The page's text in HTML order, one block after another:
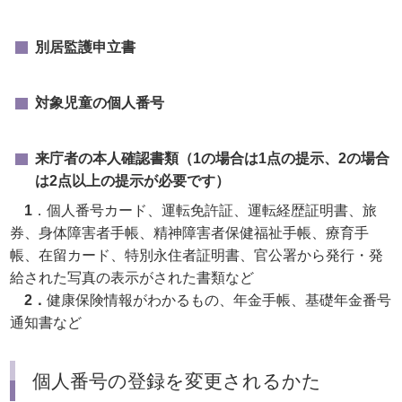
別居監護申立書
対象児童の個人番号
来庁者の本人確認書類（1の場合は1点の提示、2の場合
は2点以上の提示が必要です）
1 ．個人番号カード、運転免許証、運転経歴証明書、旅
券、身体障害者手帳、精神障害者保健福祉手帳、療育手
帳、在留カード、特別永住者証明書、官公署から発行・発
給された写真の表示がされた書類など
2．健康保険情報がわかるもの、年金手帳、基礎年金番号
通知書など
個人番号の登録を変更されるかた